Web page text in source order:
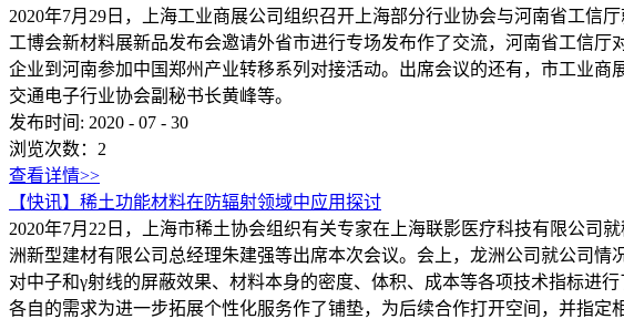
2020年7月29日，上海工业商展公司组织召开上海部分行业协会与河南省工
工博会新材料展新品发布会邀请外省市进行专场发布作了交流，河南省工信
企业到河南参加中国郑州产业转移系列对接活动。出席会议的还有，市工业
交通电子行业协会副秘书长黄峰等。
发布时间: 2020 - 07 - 30
浏览次数： 2
查看详情>>
【快讯】稀土功能材料在防辐射领域中应用探讨
2020年7月22日，上海市稀土协会组织有关专家在上海联影医疗科技有限公司
洲新型建材有限公司总经理朱建强等出席本次会议。会上，龙洲公司就公司
对中子和γ射线的屏蔽效果、材料本身的密度、体积、成本等各项技术指标进
各自的需求为进一步拓展个性化服务作了铺垫，为后续合作打开空间，并指